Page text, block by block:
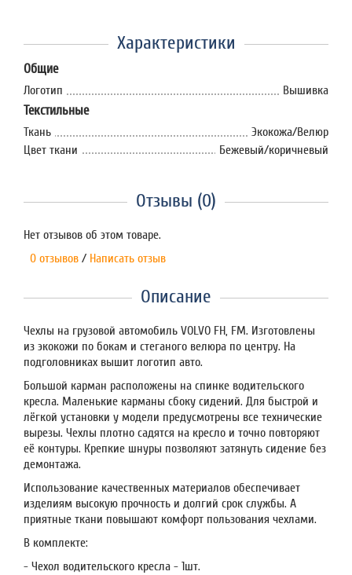
Характеристики
Общие
Логотип Вышивка
Текстильные
Ткань
Экокожа/Велюр
Цвет ткани
Бежевый/коричневый
Отзывы (0)
Нет отзывов об этом товаре.
0 отзывов / Написать отзыв
Описание
Чехлы на грузовой автомобиль VOLVO FH, FM. Изготовлены
из экокожи по бокам и стеганого велюра по центру. На
подголовниках вышит логотип авто.
Большой карман расположены на спинке водительского
кресла. Маленькие карманы сбоку сидений. Для быстрой и
лёгкой установки у модели предусмотрены все технические
вырезы. Чехлы плотно садятся на кресло и точно повторяют
её контуры. Крепкие шнуры позволяют затянуть сидение без
демонтажа.
Использование качественных материалов обеспечивает
изделиям высокую прочность и долгий срок службы. А
приятные ткани повышают комфорт пользования чехлами.
В комплекте:
- Чехол водительского кресла - 1шт.